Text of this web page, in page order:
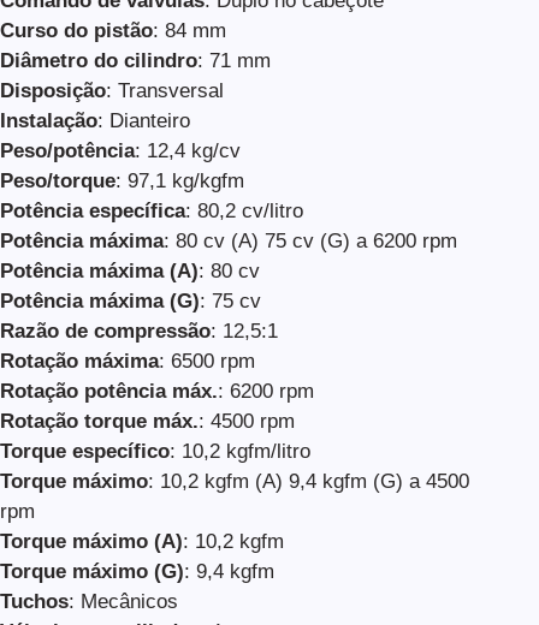
Curso do pistão: 84 mm
Diâmetro do cilindro: 71 mm
Disposição: Transversal
Instalação: Dianteiro
Peso/potência: 12,4 kg/cv
Peso/torque: 97,1 kg/kgfm
Potência específica: 80,2 cv/litro
Potência máxima: 80 cv (A) 75 cv (G) a 6200 rpm
Potência máxima (A): 80 cv
Potência máxima (G): 75 cv
Razão de compressão: 12,5:1
Rotação máxima: 6500 rpm
Rotação potência máx.: 6200 rpm
Rotação torque máx.: 4500 rpm
Torque específico: 10,2 kgfm/litro
Torque máximo: 10,2 kgfm (A) 9,4 kgfm (G) a 4500
rpm
Torque máximo (A): 10,2 kgfm
Torque máximo (G): 9,4 kgfm
Tuchos: Mecânicos